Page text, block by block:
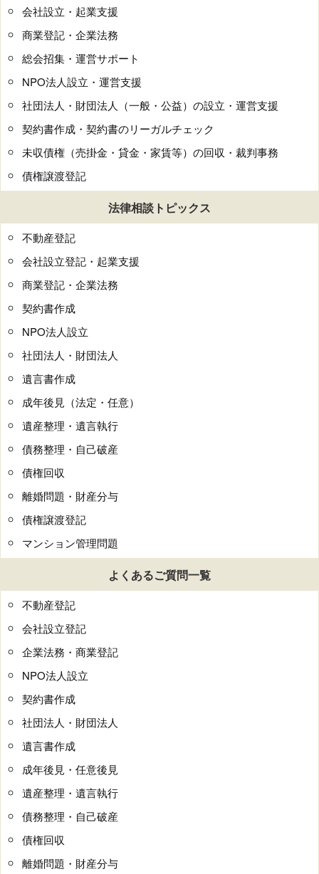
会社設立・起業支援
商業登記・企業法務
総会招集・運営サポート
NPO法人設立・運営支援
社団法人・財団法人（一般・公益）の設立・運営支援
契約書作成・契約書のリーガルチェック
未収債権（売掛金・貸金・家賃等）の回収・裁判事務
債権譲渡登記
法律相談トピックス
不動産登記
会社設立登記・起業支援
商業登記・企業法務
契約書作成
NPO法人設立
社団法人・財団法人
遺言書作成
成年後見（法定・任意）
遺産整理・遺言執行
債務整理・自己破産
債権回収
離婚問題・財産分与
債権譲渡登記
マンション管理問題
よくあるご質問一覧
不動産登記
会社設立登記
企業法務・商業登記
NPO法人設立
契約書作成
社団法人・財団法人
遺言書作成
成年後見・任意後見
遺産整理・遺言執行
債務整理・自己破産
債権回収
離婚問題・財産分与